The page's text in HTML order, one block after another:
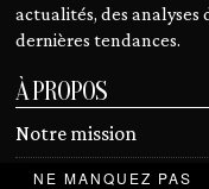
actualités, des analyses
dernières tendances.
À PROPOS
Notre mission
Devenir contributeur
NE MANQUEZ PAS